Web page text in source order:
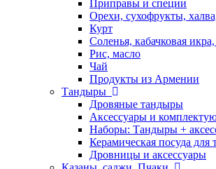
Приправы и специи
Орехи, сухофрукты,
Курт
Соленья, кабачковая
Рис, масло
Чай
Продукты из Армении
Тандыры
Дровяные тандыры
Аксессуары и
Наборы: Тандыры +
Керамическая посуда для
Дровницы и аксессуары